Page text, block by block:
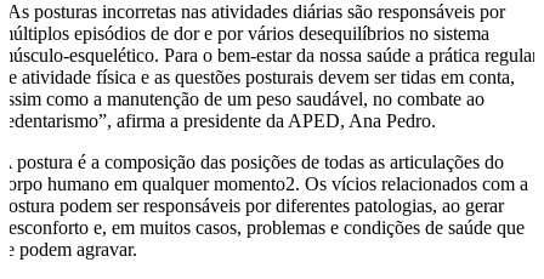
“As posturas incorretas nas atividades diárias são responsáveis por
múltiplos episódios de dor e por vários desequilíbrios no sistema
músculo-esquelético. Para o bem-estar da nossa saúde a prática regular
de atividade física e as questões posturais devem ser tidas em conta,
assim como a manutenção de um peso saudável, no combate ao
sedentarismo”, afirma a presidente da APED, Ana Pedro.
A postura é a composição das posições de todas as articulações do
corpo humano em qualquer momento2. Os vícios relacionados com a
postura podem ser responsáveis por diferentes patologias, ao gerar
desconforto e, em muitos casos, problemas e condições de saúde que
se podem agravar.